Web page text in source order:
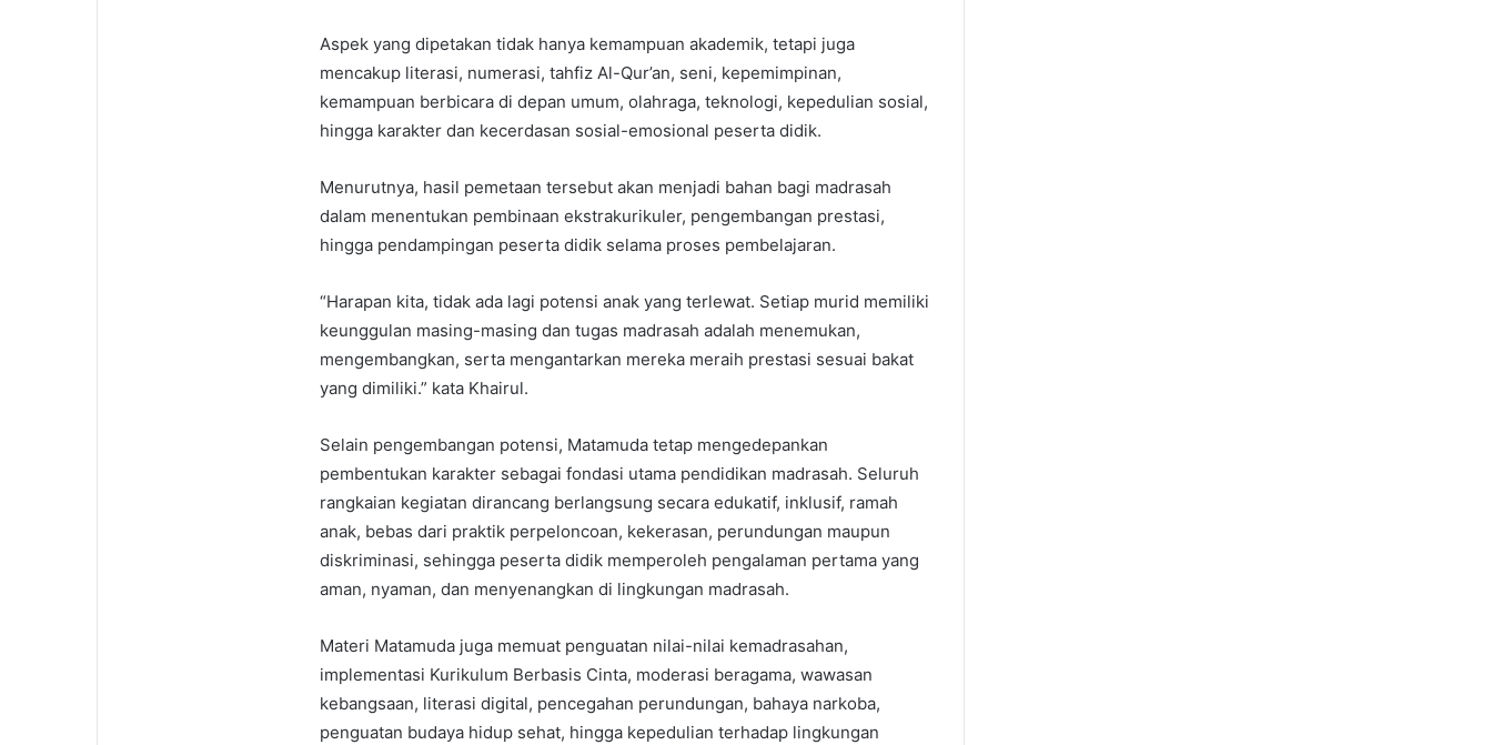
Aspek yang dipetakan tidak hanya kemampuan akademik, tetapi juga
mencakup literasi, numerasi, tahfiz Al-Qur’an, seni, kepemimpinan,
kemampuan berbicara di depan umum, olahraga, teknologi, kepedulian sosial,
hingga karakter dan kecerdasan sosial-emosional peserta didik.
Menurutnya, hasil pemetaan tersebut akan menjadi bahan bagi madrasah
dalam menentukan pembinaan ekstrakurikuler, pengembangan prestasi,
hingga pendampingan peserta didik selama proses pembelajaran.
“Harapan kita, tidak ada lagi potensi anak yang terlewat. Setiap murid memiliki
keunggulan masing-masing dan tugas madrasah adalah menemukan,
mengembangkan, serta mengantarkan mereka meraih prestasi sesuai bakat
yang dimiliki.” kata Khairul.
Selain pengembangan potensi, Matamuda tetap mengedepankan
pembentukan karakter sebagai fondasi utama pendidikan madrasah. Seluruh
rangkaian kegiatan dirancang berlangsung secara edukatif, inklusif, ramah
anak, bebas dari praktik perpeloncoan, kekerasan, perundungan maupun
diskriminasi, sehingga peserta didik memperoleh pengalaman pertama yang
aman, nyaman, dan menyenangkan di lingkungan madrasah.
Materi Matamuda juga memuat penguatan nilai-nilai kemadrasahan,
implementasi Kurikulum Berbasis Cinta, moderasi beragama, wawasan
kebangsaan, literasi digital, pencegahan perundungan, bahaya narkoba,
penguatan budaya hidup sehat, hingga kepedulian terhadap lingkungan